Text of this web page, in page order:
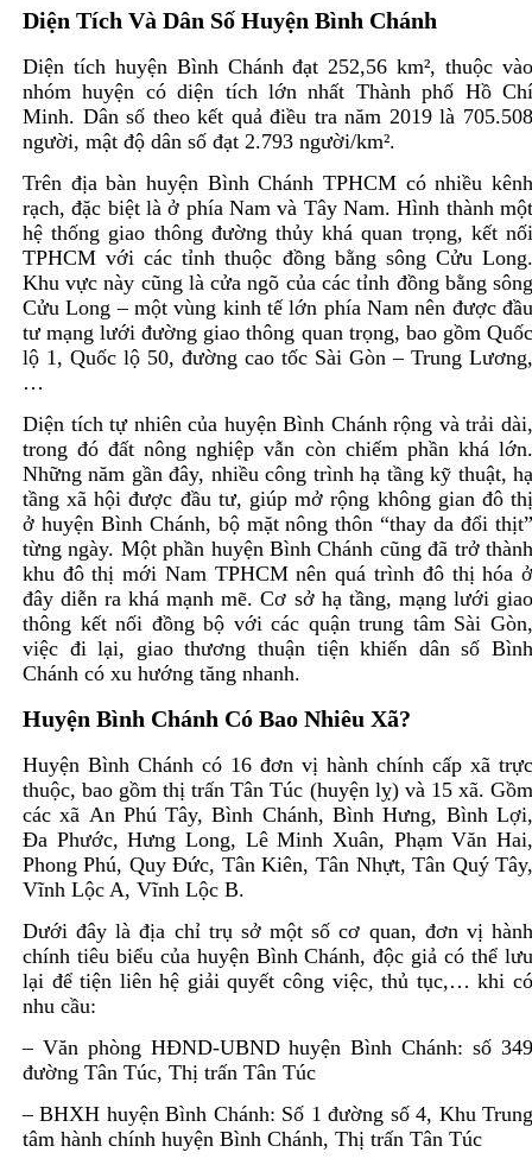
Diện Tích Và Dân Số Huyện Bình Chánh
Diện tích huyện Bình Chánh đạt 252,56 km², thuộc
nhóm huyện có diện tích lớn nhất Thành phố Hồ
Minh. Dân số theo kết quả điều tra năm 2019 là
người, mật độ dân số đạt 2.793 người/km².
Trên địa bàn huyện Bình Chánh TPHCM có nhiều
rạch, đặc biệt là ở phía Nam và Tây Nam. Hình thành
hệ thống giao thông đường thủy khá quan trọng, kết
TPHCM với các tỉnh thuộc đồng bằng sông Cửu
Khu vực này cũng là cửa ngõ của các tỉnh đồng bằng
Cửu Long – một vùng kinh tế lớn phía Nam nên được
tư mạng lưới đường giao thông quan trọng, bao gồm
lộ 1, Quốc lộ 50, đường cao tốc Sài Gòn – Trung
…
Diện tích tự nhiên của huyện Bình Chánh rộng và trải
trong đó đất nông nghiệp vẫn còn chiếm phần khá
Những năm gần đây, nhiều công trình hạ tầng kỹ thuật,
tầng xã hội được đầu tư, giúp mở rộng không gian đô
ở huyện Bình Chánh, bộ mặt nông thôn “thay da đổi
từng ngày. Một phần huyện Bình Chánh cũng đã trở
khu đô thị mới Nam TPHCM nên quá trình đô thị hóa
đây diễn ra khá mạnh mẽ. Cơ sở hạ tầng, mạng lưới
thông kết nối đồng bộ với các quận trung tâm Sài
việc đi lại, giao thương thuận tiện khiến dân số
Chánh có xu hướng tăng nhanh.
Huyện Bình Chánh Có Bao Nhiêu Xã?
Huyện Bình Chánh có 16 đơn vị hành chính cấp xã
thuộc, bao gồm thị trấn Tân Túc (huyện lỵ) và 15 xã.
các xã An Phú Tây, Bình Chánh, Bình Hưng, Bình
Đa Phước, Hưng Long, Lê Minh Xuân, Phạm Văn
Phong Phú, Quy Đức, Tân Kiên, Tân Nhựt, Tân Quý
Vĩnh Lộc A, Vĩnh Lộc B.
Dưới đây là địa chỉ trụ sở một số cơ quan, đơn vị
chính tiêu biểu của huyện Bình Chánh, độc giả có thể
lại để tiện liên hệ giải quyết công việc, thủ tục,… khi
nhu cầu:
– Văn phòng HĐND-UBND huyện Bình Chánh: số
đường Tân Túc, Thị trấn Tân Túc
– BHXH huyện Bình Chánh: Số 1 đường số 4, Khu
tâm hành chính huyện Bình Chánh, Thị trấn Tân Túc